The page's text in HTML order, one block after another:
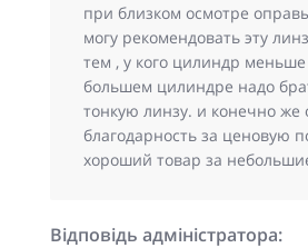
при близком осмотре
могу рекомендовать эту
тем , у кого цилиндр
большем цилиндре надо
тонкую линзу. и конечно же
благодарность за ценовую
хороший товар за
Відповідь адміністратора: